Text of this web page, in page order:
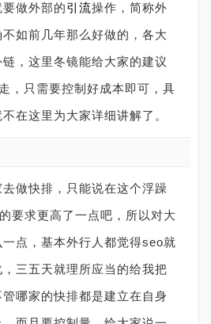
做外部的引流操作，简称外
如前几年那么好做的，各大
，这里冬镜能给大家的建议
，只需要控制好成本即可，具
在这里为大家详细讲解了。
做快排，只能说在这个浮躁
要求更高了一点吧，所以对大
点，基本外行人都觉得seo就
三五天就理所应当的给我把
哪家的快排都是建立在自身